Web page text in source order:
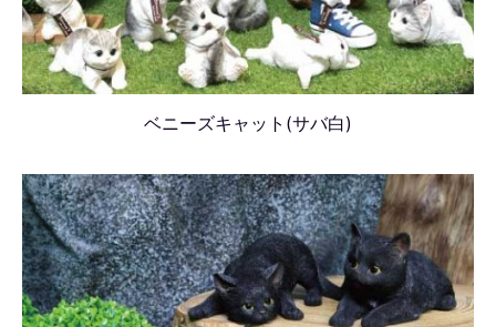
ベニーズキャット(サバ白)